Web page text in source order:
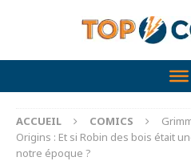
ACCUEIL COMICS
Origins : Et si Robin des bois était
notre époque ?